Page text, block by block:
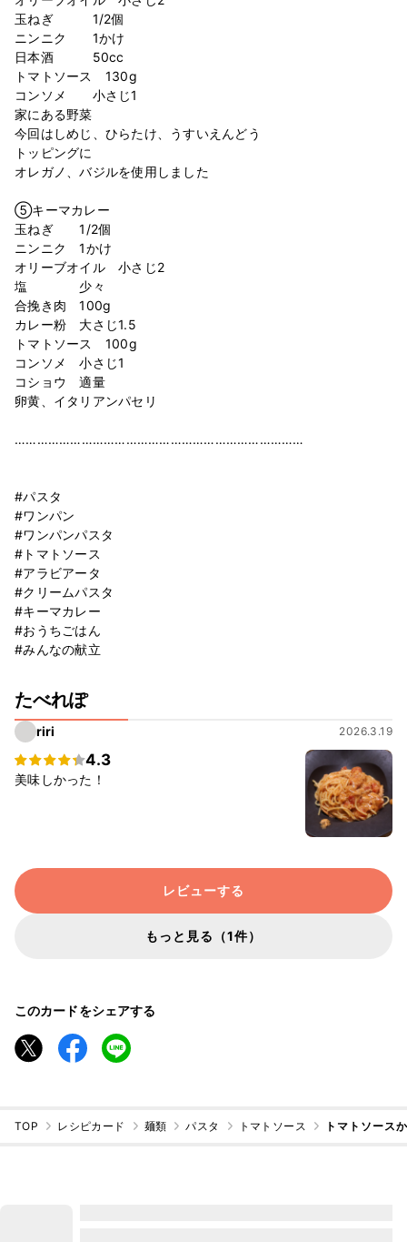
玉ねぎ 1/2個
ニンニク 1かけ
日本酒 50cc
トマトソース 130g
コンソメ 小さじ1
家にある野菜
今回はしめじ、ひらたけ、うすいえんどう
トッピングに
オレガノ、バジルを使用しました
⑤キーマカレー
玉ねぎ 1/2個
ニンニク 1かけ
オリーブオイル 小さじ2
塩 少々
合挽き肉 100g
カレー粉 大さじ1.5
トマトソース 100g
コンソメ 小さじ1
コショウ 適量
卵黄、イタリアンパセリ
……………………………………………………………………
#パスタ
#ワンパン
#ワンパンパスタ
#トマトソース
#アラビアータ
#クリームパスタ
#キーマカレー
#おうちごはん
#みんなの献立
たべれぽ
riri 2026.3.19
4.3
美味しかった！
レビューする
もっと見る（1件）
このカードをシェアする
TOP レシピカード 麺類 パスタ トマトソース トマトソース